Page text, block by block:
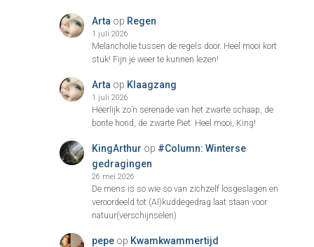
Arta op Regen
1 juli 2026
Melancholie tussen de regels door. Heel mooi kort
stuk! Fijn je weer te kunnen lezen!
Arta op Klaagzang
1 juli 2026
Heerlijk zo’n serenade van het zwarte schaap, de
bonte hond, de zwarte Piet. Heel mooi, King!
KingArthur op #Column: Winterse
gedragingen
26 mei 2026
De mens is so wie so van zichzelf losgeslagen en
veroordeeld tot (AI)kuddegedrag laat staan voor
natuur(verschijnselen)
pepeop Kwamkwammertijd